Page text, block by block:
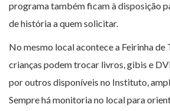
programa também ficam à disposição
de história a quem solicitar.
No mesmo local acontece a Feirinha de
crianças podem trocar livros, gibis e
por outros disponíveis no Instituto,
Sempre há monitoria no local para